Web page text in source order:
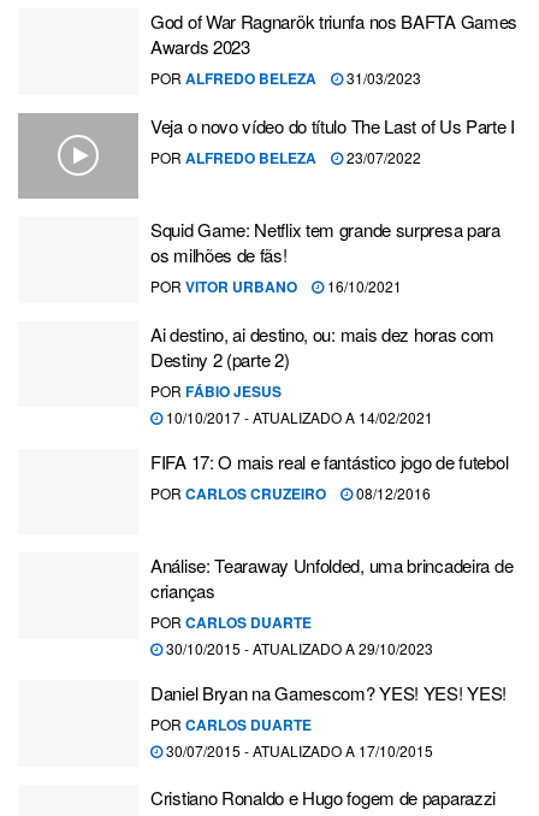
God of War Ragnarök triunfa nos BAFTA Games
Awards 2023
POR ALFREDO BELEZA 31/03/2023
Veja o novo vídeo do título The Last of Us Parte I
POR ALFREDO BELEZA 23/07/2022
Squid Game: Netflix tem grande surpresa para
os milhões de fãs!
POR VITOR URBANO 16/10/2021
Ai destino, ai destino, ou: mais dez horas com
Destiny 2 (parte 2)
POR FÁBIO JESUS
10/10/2017 - ATUALIZADO A 14/02/2021
FIFA 17: O mais real e fantástico jogo de futebol
POR CARLOS CRUZEIRO 08/12/2016
Análise: Tearaway Unfolded, uma brincadeira de
crianças
POR CARLOS DUARTE
30/10/2015 - ATUALIZADO A 29/10/2023
Daniel Bryan na Gamescom? YES! YES! YES!
POR CARLOS DUARTE
30/07/2015 - ATUALIZADO A 17/10/2015
Cristiano Ronaldo e Hugo fogem de paparazzi